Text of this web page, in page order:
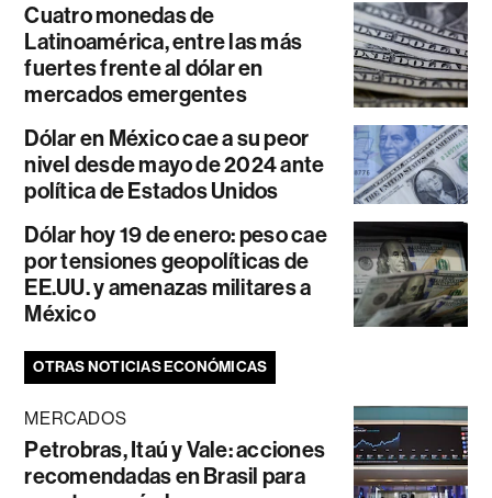
Cuatro monedas de
Latinoamérica, entre las más
fuertes frente al dólar en
mercados emergentes
Dólar en México cae a su peor
nivel desde mayo de 2024 ante
política de Estados Unidos
Dólar hoy 19 de enero: peso cae
por tensiones geopolíticas de
EE.UU. y amenazas militares a
México
OTRAS NOTICIAS ECONÓMICAS
MERCADOS
Petrobras, Itaú y Vale: acciones
recomendadas en Brasil para